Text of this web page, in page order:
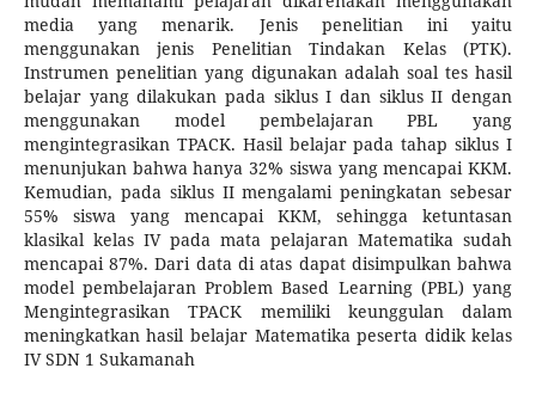
media yang menarik. Jenis penelitian ini yaitu
menggunakan jenis Penelitian Tindakan Kelas (PTK).
Instrumen penelitian yang digunakan adalah soal tes hasil
belajar yang dilakukan pada siklus I dan siklus II dengan
menggunakan model pembelajaran PBL yang
mengintegrasikan TPACK. Hasil belajar pada tahap siklus I
menunjukan bahwa hanya 32% siswa yang mencapai KKM.
Kemudian, pada siklus II mengalami peningkatan sebesar
55% siswa yang mencapai KKM, sehingga ketuntasan
klasikal kelas IV pada mata pelajaran Matematika sudah
mencapai 87%. Dari data di atas dapat disimpulkan bahwa
model pembelajaran Problem Based Learning (PBL) yang
Mengintegrasikan TPACK memiliki keunggulan dalam
meningkatkan hasil belajar Matematika peserta didik kelas
IV SDN 1 Sukamanah